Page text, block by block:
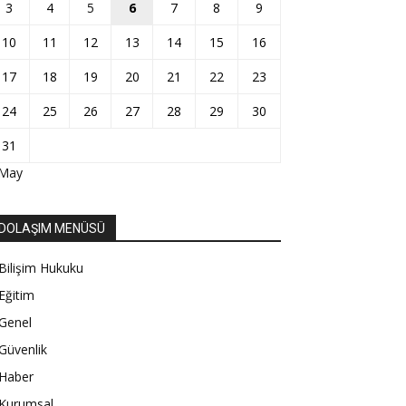
3
4 5 6 7 8
9
10
11 12 13 14 15
16
17
18 19 20 21 22
23
24
25 26 27 28 29
30
31
DOLAŞIM MENÜSÜ
Bilişim Hukuku
Eğitim
Haber